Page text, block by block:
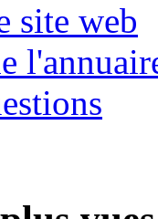
site web